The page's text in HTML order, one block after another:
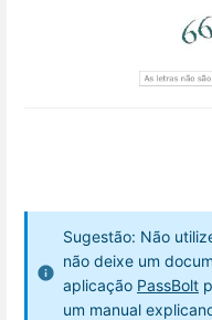
Sugestão: Não
não deixe um
aplicação PassBolt
um manual